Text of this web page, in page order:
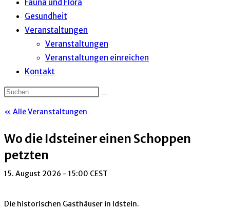
Fauna und Flora
Gesundheit
Veranstaltungen
Veranstaltungen
Veranstaltungen einreichen
Kontakt
« Alle Veranstaltungen
Wo die Idsteiner einen Schoppen
petzten
15. August 2026 - 15:00 CEST
Die historischen Gasthäuser in Idstein.